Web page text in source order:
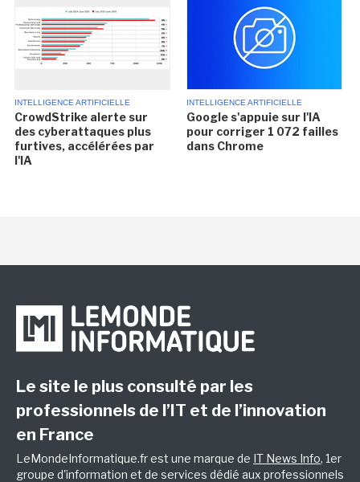
INTELLIGENCE ARTIFICIELLE
CrowdStrike alerte sur
des cyberattaques plus
furtives, accélérées par
l'IA
INTELLIGENCE ARTIFICIELLE
Google s'appuie sur l'IA
pour corriger 1 072 failles
dans Chrome
Le site le plus consulté par les
professionnels de l’IT et de l’innovation
en France
LeMondeInformatique.fr est une marque de IT News Info, 1er
groupe d'information et de services dédié aux professionnels